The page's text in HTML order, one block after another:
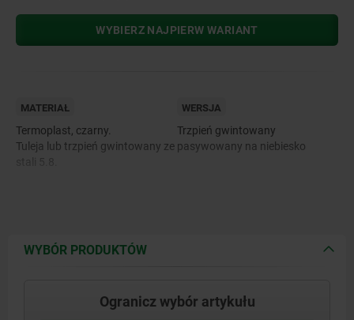
WYBIERZ NAJPIERW WARIANT
MATERIAŁ
Termoplast, czarny.
Tuleja lub trzpień gwintowany ze
WERSJA
Trzpień gwintowany
pasywowany na niebiesko
WYBÓR PRODUKTÓW
Ogranicz wybór artykułu